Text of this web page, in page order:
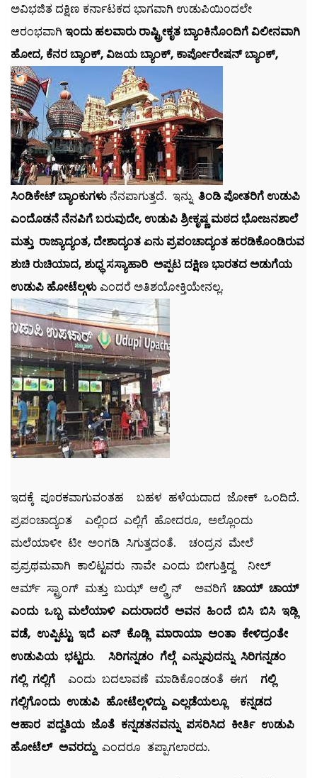
ಅವಿಭಜಿತ ದಕ್ಷಿಣ ಕರ್ನಾಟಕದ ಭಾಗವಾಗಿ ಉಡುಪಿಯಿಂದಲೇ
ಆರಂಭವಾಗಿ ಇಂದು ಹಲವಾರು ರಾಷ್ಟ್ರೀಕೃತ ಬ್ಯಾಂಕಿನೊಂದಿಗೆ ವಿಲೀನವಾಗಿ
ಹೋದ, ಕೆನರ ಬ್ಯಾಂಕ್, ವಿಜಯ ಬ್ಯಾಂಕ್, ಕಾರ್ಪೋರೇಷನ್ ಬ್ಯಾಂಕ್,
ಸಿಂಡಿಕೇಟ್ ಬ್ಯಾಂಕುಗಳುನೆನಪಾಗುತ್ತದೆ. ಇನ್ನು ತಿಂಡಿ ಪೋತರಿಗೆ ಉಡುಪಿ
ಎಂದೊಡನೆ ನೆನಪಿಗೆ ಬರುವುದೇ, ಉಡುಪಿ ಶ್ರೀಕೃಷ್ಣ ಮಠದ ಭೋಜನಶಾಲೆ
ಮತ್ತು ರಾಜ್ಯಾದ್ಯಂತ, ದೇಶಾದ್ಯಂತ ಏನು ಪ್ರಪಂಚಾದ್ಯಂತ ಹರಡಿಕೊಂಡಿರುವ
ಶುಚಿ ರುಚಿಯಾದ, ಶುಧ್ಧ ಸಸ್ಯಾಹಾರಿ ಅಪ್ಪಟ ದಕ್ಷಿಣ ಭಾರತದ ಅಡುಗೆಯ
ಉಡುಪಿ ಹೋಟೆಲ್ಗಳುಎಂದರೆ ಅತಿಶಯೋಕ್ತಿಯೇನಲ್ಲ.
ಇದಕ್ಕೆ ಪೂರಕವಾಗುವಂತಹ ಬಹಳ ಹಳೆಯದಾದ ಜೋಕ್ ಒಂದಿದೆ.
ಪ್ರಪಂಚಾದ್ಯಂತ ಎಲ್ಲಿಂದ ಎಲ್ಲಿಗೆ ಹೋದರೂ, ಅಲ್ಲೊಂದು
ಮಲೆಯಾಳೀ ಟೀ ಅಂಗಡಿ ಸಿಗುತ್ತದಂತೆ. ಚಂದ್ರನ ಮೇಲೆ
ಪ್ರಪ್ರಥಮವಾಗಿ ಕಾಲಿಟ್ಟವರು ನಾವೇ ಎಂದು ಬೀಗುತ್ತಿದ್ದ ನೀಲ್
ಆರ್ಮ್ ಸ್ಟ್ರಾಂಗ್ ಮತ್ತು ಬುಝ್ ಆಲ್ಡ್ರಿನ್ ಅವರಿಗೆ ಚಾಯ್ ಚಾಯ್
ಎಂದು ಒಬ್ಬ ಮಲೆಯಾಳಿ ಎದುರಾದರೆ ಅವನ ಹಿಂದೆ ಬಿಸಿ ಬಿಸಿ ಇಡ್ಲಿ
ವಡೆ, ಉಪ್ಪಿಟ್ಟು ಇದೆ ಏನ್ ಕೊಡ್ಲಿ ಮಾರಾಯಾ ಅಂತಾ ಕೇಳಿದ್ರಂತೇ
ಉಡುಪಿಯ ಭಟ್ಟರು. ಸಿರಿಗನ್ನಡಂ ಗೆಲ್ಗೆ ಎನ್ನುವುದನ್ನು ಸಿರಿಗನ್ನಡಂ
ಗಲ್ಲಿ ಗಲ್ಲಿಗೆ
ಎಂದು ಬದಲಾವಣೆ ಮಾಡಿಕೊಂಡಂತೆ ಈಗ ಗಲ್ಲಿ
ಗಲ್ಲಿಗೊಂದು ಉಡುಪಿ ಹೋಟೆಲ್ಗಳಿದ್ದು ಎಲ್ಲಡೆಯಲ್ಲೂ ಕನ್ನಡದ
ಆಹಾರ ಪದ್ದತಿಯ ಜೊತೆ ಕನ್ನಡತನವನ್ನು ಪಸರಿಸಿದ ಕೀರ್ತಿ ಉಡುಪಿ
ಹೋಟೆಲ್ ಅವರದ್ದುಎಂದರೂ ತಪ್ಪಾಗಲಾರದು.